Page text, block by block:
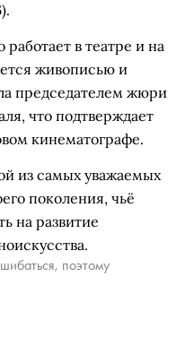
в театре и на
живописью и
председателем жюри
что подтверждает
кинематографе.
из самых уважаемых
поколения, чьё
на развитие
поэтому